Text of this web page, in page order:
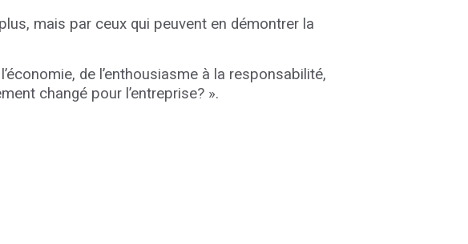
mais par ceux qui peuvent en démontrer la
de l’enthousiasme à la responsabilité,
changé pour l’entreprise? ».